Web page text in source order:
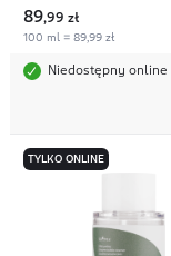
89,99 zł
100 ml = 89,99 zł
Niedostępny online
TYLKO ONLINE